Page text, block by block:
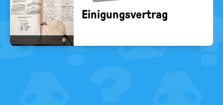
©
Ei­ni­gungs­ver­trag